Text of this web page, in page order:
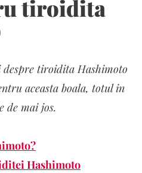
tiroidita
tiroidita Hashimoto
aceasta boala, totul in
de mai jos.
Hashimoto